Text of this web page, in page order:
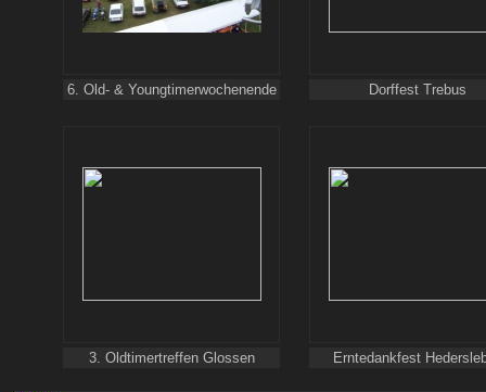
6. Old- & Youngtimerwochenende Dorffest Trebus
3. Oldtimertreffen Glossen Erntedankfest